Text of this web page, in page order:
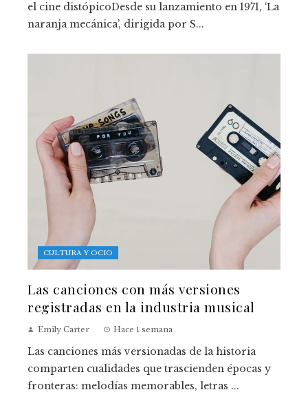
el cine distópicoDesde su lanzamiento en 1971, ‘La
naranja mecánica’, dirigida por S...
CULTURA Y OCIO
Las canciones con más versiones
registradas en la industria musical
Emily Carter Hace 1 semana
Las canciones más versionadas de la historia
comparten cualidades que trascienden épocas y
fronteras: melodías memorables, letras ...